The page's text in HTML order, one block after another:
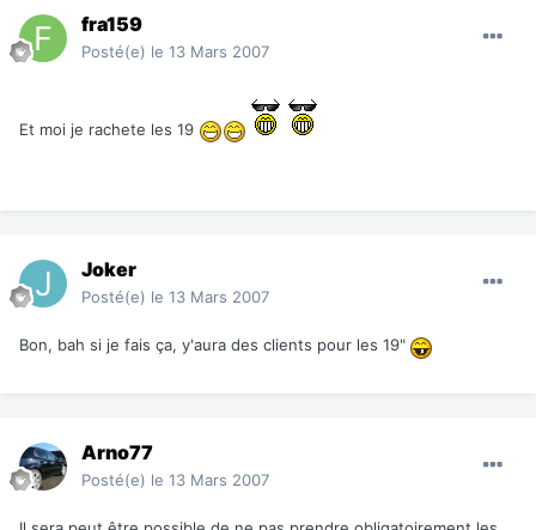
fra159
Posté(e) le 13 Mars 2007
Et moi je rachete les 19
Joker
Posté(e) le 13 Mars 2007
Bon, bah si je fais ça, y'aura des clients pour les 19"
Arno77
Posté(e) le 13 Mars 2007